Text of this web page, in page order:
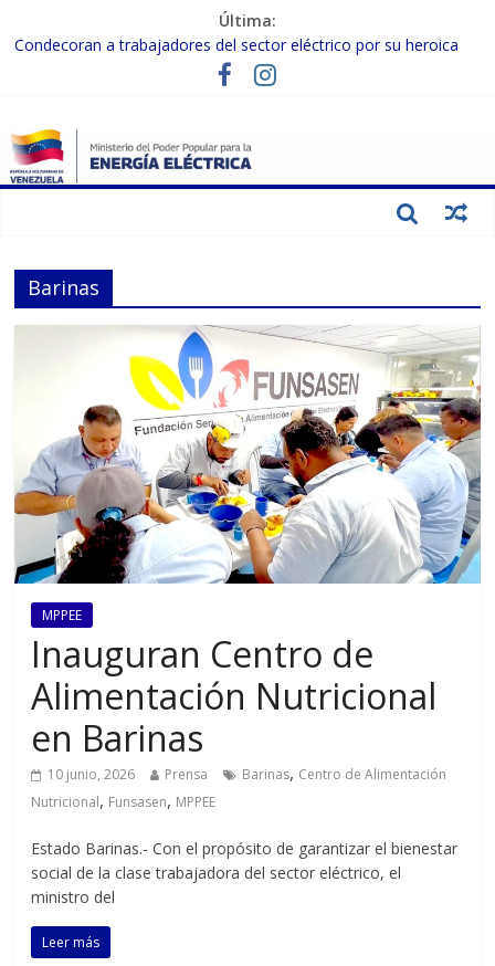
Última:
Condecoran a trabajadores del sector eléctrico por su heroica
labor tras el doble sismo del 24-J
Gobierno Nacional coordina acciones con el sector privado para
Inspeccionan trabajos de rehabilitación en instalaciones del SEN
en Carabobo
Gobierno Nacional activa plan preventivo para fortalecer el SEN
Barinas
MPPEE
Inauguran Centro de
Alimentación Nutricional
en Barinas
10 junio, 2026 Prensa Barinas, Centro de Alimentación
Nutricional, Funsasen, MPPEE
Estado Barinas.- Con el propósito de garantizar el bienestar
social de la clase trabajadora del sector eléctrico, el
ministro del
Leer más